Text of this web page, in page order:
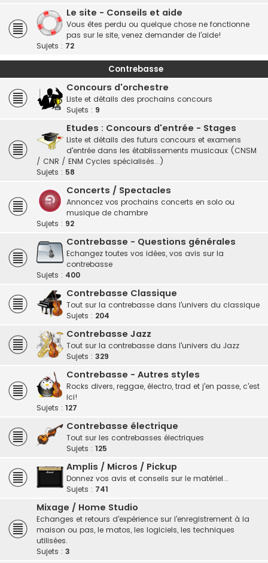
Le site - Conseils et aide
Vous êtes perdu ou quelque chose ne fonctionne
pas sur le site, venez demander de l'aide!
Sujets : 72
Contrebasse
Concours d'orchestre
Liste et détails des prochains concours
Sujets : 9
Etudes : Concours d'entrée - Stages
Liste et détails des futurs concours et examens
d'entrée dans les établissements musicaux (CNSM
/ CNR / ENM Cycles spécialisés...)
Sujets : 58
Concerts / Spectacles
Annoncez vos prochains concerts en solo ou
musique de chambre
Sujets : 92
Contrebasse - Questions générales
Echangez toutes vos idées, vos avis sur la
contrebasse
Sujets : 400
Contrebasse Classique
Tout sur la contrebasse dans l'univers du classique
Sujets : 204
Contrebasse Jazz
Tout sur la contrebasse dans l'univers du Jazz
Sujets : 329
Contrebasse - Autres styles
Rocks divers, reggae, électro, trad et j'en passe, c'est
ici!
Sujets : 127
Contrebasse électrique
Tout sur les contrebasses électriques
Sujets : 125
Amplis / Micros / Pickup
Donnez vos avis et conseils sur le matériel...
Sujets : 741
Mixage / Home Studio
Echanges et retours d'expérience sur l'enregistrement à la
maison ou pas, le matos, les logiciels, les techniques
utilisées.
Sujets : 3